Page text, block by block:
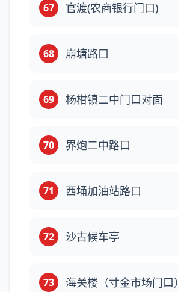
67 官渡(农商银行门口)
68 崩塘路口
69 杨柑镇二中门口对面
70 界炮二中路口
71 西埇加油站路口
72 沙古候车亭
73 海关楼（寸金市场门口）